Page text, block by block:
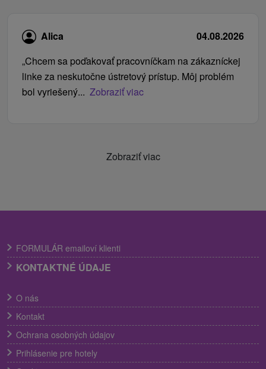
Alica
04.08.2026
„Chcem sa poďakovať pracovníčkam na zákazníckej
linke za neskutočne ústretový prístup. Môj problém
bol vyriešený... Zobraziť viac
Zobraziť viac
FORMULÁR emailoví klienti
KONTAKTNÉ ÚDAJE
O nás
Kontakt
Ochrana osobných údajov
Prihlásenie pre hotely